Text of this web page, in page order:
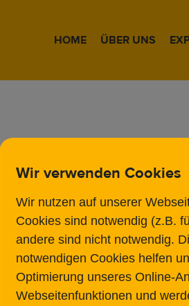
HOME ÜBER UNS
Wir verwenden Cookies
Wir nutzen auf unserer
Cookies sind notwendig (z.B.
andere sind nicht notwendig.
notwendigen Cookies helfen
Optimierung unseres Online-
Webseitenfunktionen und